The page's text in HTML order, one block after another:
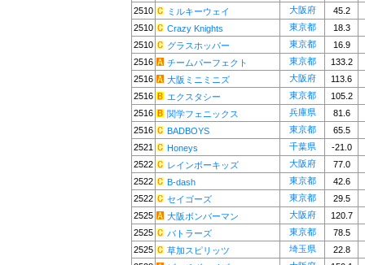
2510
ミルキーウェイ 大阪府
45.2
2510
Crazy Knights 東京都
18.3
2510
グラスホッパー 東京都
16.9
2516
チームパーフェクト 東京都
133.2
2516
大阪ミニミニズ 大阪府
113.6
2516
エクスタシー 東京都
105.2
2516
関学フェニックス 兵庫県
81.6
2516
BADBOYS 東京都
65.5
2521
Honeys 千葉県
-21.0
2522
レインボーキッズ 大阪府
77.0
2522
B-dash 東京都
42.6
2522
セイゴーズ 東京都
29.5
2525
大阪ボンバーマン 大阪府
120.7
2525
バトラーズ 東京都
78.5
2525
草加スピリッツ 埼玉県
22.8